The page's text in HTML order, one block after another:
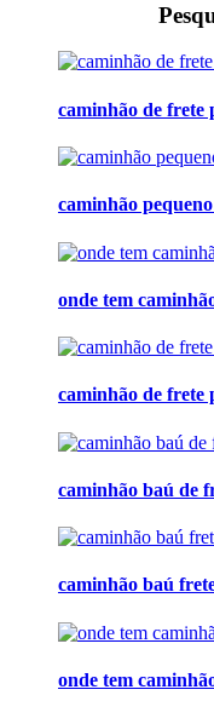
caminhão de frete
caminhão
onde tem
caminhão de frete
caminhão baú de
caminhão baú
onde tem